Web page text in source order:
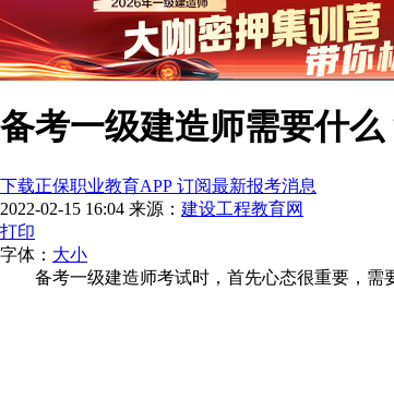
备考一级建造师需要什
下载正保职业教育APP 订阅最新报考消息
2022-02-15 16:04 来源： 建设工程教育网
打印
字体： 大小
备考一级建造师考试时，首先心态很重要，需